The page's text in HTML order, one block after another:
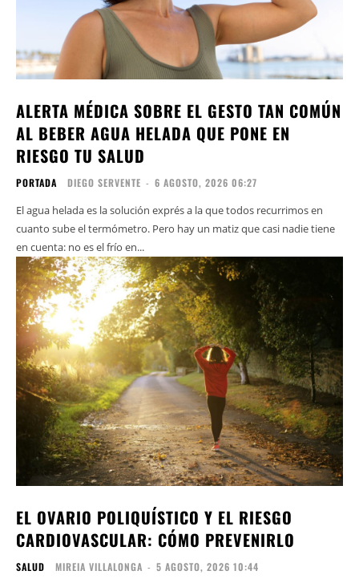
ALERTA MÉDICA SOBRE EL GESTO TAN COMÚN
AL BEBER AGUA HELADA QUE PONE EN
RIESGO TU SALUD
PORTADA DIEGO SERVENTE - 6 AGOSTO, 2026 06:27
El agua helada es la solución exprés a la que todos recurrimos en
cuanto sube el termómetro. Pero hay un matiz que casi nadie tiene
en cuenta: no es el frío en...
EL OVARIO POLIQUÍSTICO Y EL RIESGO
CARDIOVASCULAR: CÓMO PREVENIRLO
SALUD MIREIA VILLALONGA - 5 AGOSTO, 2026 10:44